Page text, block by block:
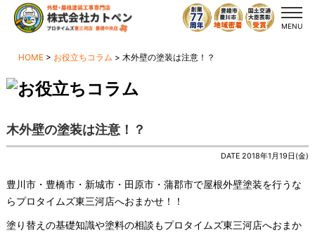
MENU
HOME > お役立ちコラム >木外壁の塗装は注意！？
木外壁の塗装は注意！？
DATE 2018年1月19日(金)
豊川市・豊橋市・新城市・田原市・蒲郡市で屋根外壁塗装を行うな
らプロタイムズ東三河店へおまかせ！！
塗り替えの基礎知識や塗料の相談もプロタイムズ東三河店へおまか